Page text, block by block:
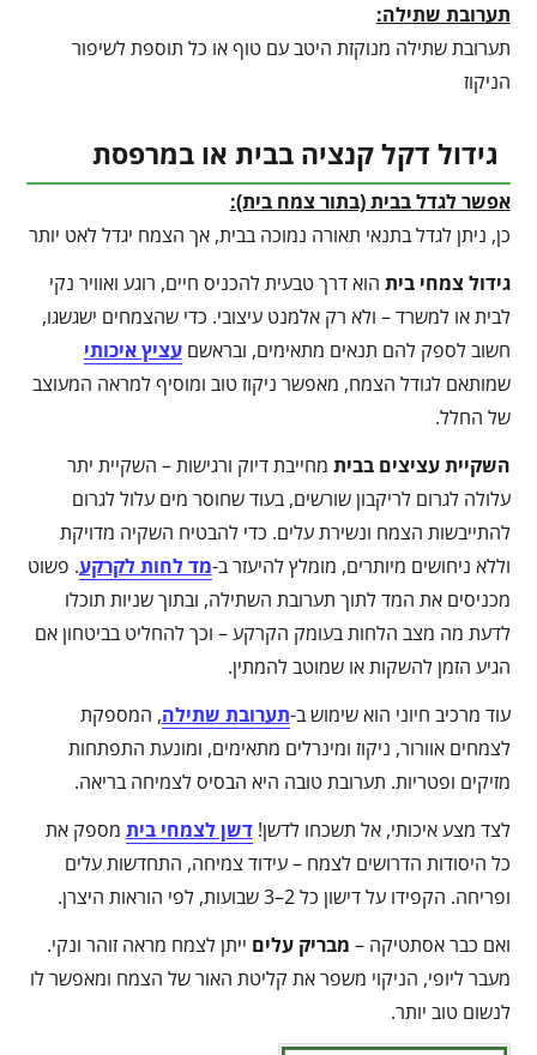
תערובת שתילה:
תערובת שתילה מנוקזת היטב עם טוף או כל תוספת לשיפור
הניקוז
גידול דקל קנציה בבית או במרפסת
אפשר לגדל בבית (בתור צמח בית):
כן, ניתן לגדל בתנאי תאורה נמוכה בבית, אך הצמח יגדל לאט יותר
גידול צמחי בית הוא דרך טבעית להכניס חיים, רוגע ואוויר נקי
לבית או למשרד – ולא רק אלמנט עיצובי. כדי שהצמחים ישגשגו,
חשוב לספק להם תנאים מתאימים, ובראשםעציץ איכותי
שמותאם לגודל הצמח, מאפשר ניקוז טוב ומוסיף למראה המעוצב
של החלל.
השקיית עציצים בבית מחייבת דיוק ורגישות – השקיית יתר
עלולה לגרום לריקבון שורשים, בעוד שחוסר מים עלול לגרום
להתייבשות הצמח ונשירת עלים. כדי להבטיח השקיה מדויקת
וללא ניחושים מיותרים, מומלץ להיעזר ב-מד לחות לקרקע. פשוט
מכניסים את המד לתוך תערובת השתילה, ובתוך שניות תוכלו
לדעת מה מצב הלחות בעומק הקרקע – וכך להחליט בביטחון אם
הגיע הזמן להשקות או שמוטב להמתין.
עוד מרכיב חיוני הוא שימוש ב-תערובת שתילה, המספקת
לצמחים אוורור, ניקוז ומינרלים מתאימים, ומונעת התפתחות
מזיקים ופטריות. תערובת טובה היא הבסיס לצמיחה בריאה.
לצד מצע איכותי, אל תשכחו לדשן!דשן לצמחי בית מספק את
כל היסודות הדרושים לצמח – עידוד צמיחה, התחדשות עלים
ופריחה. הקפידו על דישון כל 2–3 שבועות, לפי הוראות היצרן.
ואם כבר אסתטיקה – מבריק עלים ייתן לצמח מראה זוהר ונקי.
מעבר ליופי, הניקוי משפר את קליטת האור של הצמח ומאפשר לו
לנשום טוב יותר.